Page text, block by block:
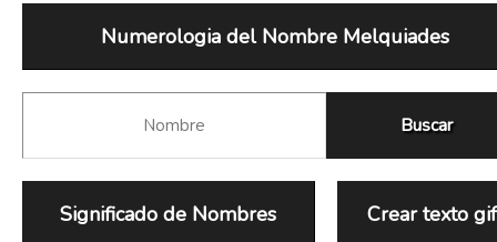
Numerologia del Nombre Melquiades
Significado de Nombres Crear texto gif